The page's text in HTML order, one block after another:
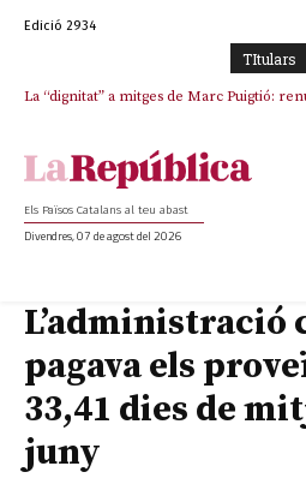
Edició 2934
TItulars
La “dignitat” a mitges de Marc Puigtió:
Els Països Catalans al teu abast
Divendres, 07 de agost del 2026
L’administració
pagava els
33,41 dies de
juny